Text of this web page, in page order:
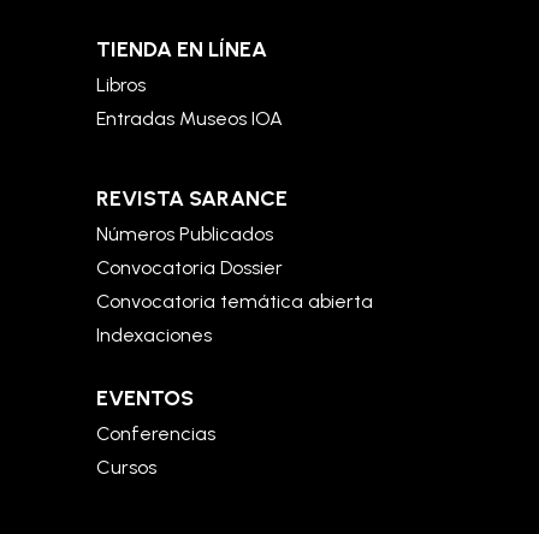
TIENDA EN LÍNEA
Libros
Entradas Museos IOA
REVISTA SARANCE
Números Publicados
Convocatoria Dossier
Convocatoria temática abierta
Indexaciones
EVENTOS
Conferencias
Cursos